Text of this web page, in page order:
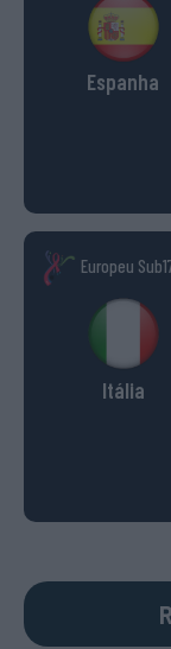
Espanha
Europeu
Itália